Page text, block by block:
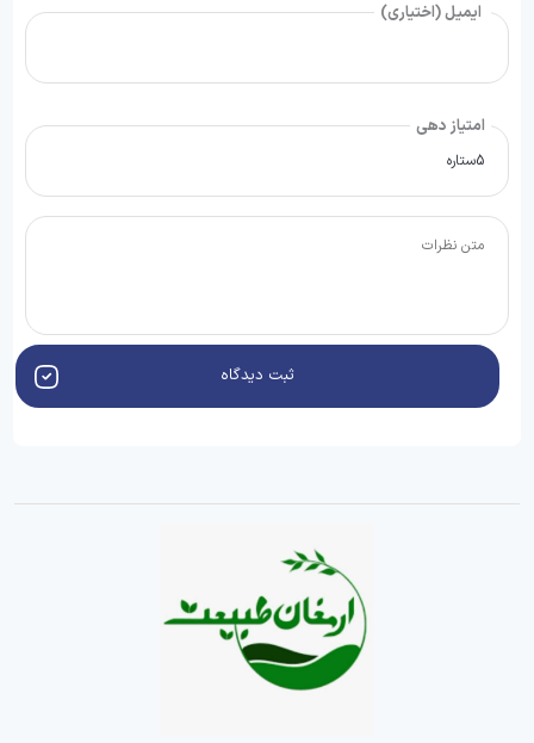
ایمیل (اختیاری)
امتیاز دهی
ثبت دیدگاه